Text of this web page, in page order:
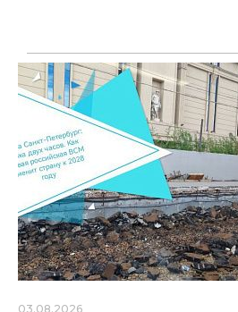
03.08.2026